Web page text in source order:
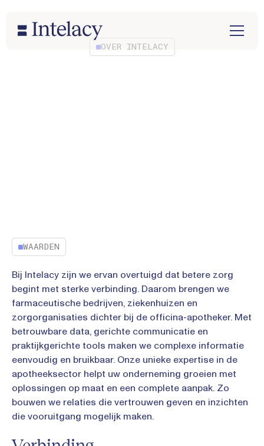
OVER INTELACY
WAARDEN
Bij Intelacy zijn we ervan overtuigd dat betere zorg
begint met sterke verbinding. Daarom brengen we
farmaceutische bedrijven, ziekenhuizen en
zorgorganisaties dichter bij de officina-apotheker. Met
betrouwbare data, gerichte communicatie en
praktijkgerichte tools maken we complexe informatie
eenvoudig en bruikbaar. Onze unieke expertise in de
apotheeksector helpt uw onderneming groeien met
oplossingen op maat en een complete aanpak. Zo
bouwen we relaties die vertrouwen geven en inzichten
die vooruitgang mogelijk maken.